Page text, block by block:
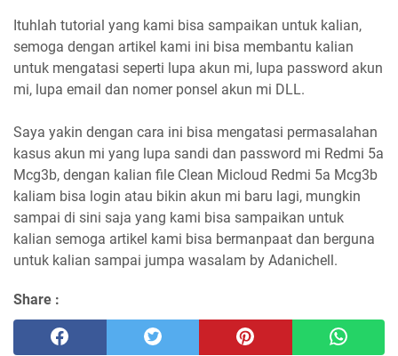
Ituhlah tutorial yang kami bisa sampaikan untuk kalian,
semoga dengan artikel kami ini bisa membantu kalian
untuk mengatasi seperti lupa akun mi, lupa password akun
mi, lupa email dan nomer ponsel akun mi DLL.
Saya yakin dengan cara ini bisa mengatasi permasalahan
kasus akun mi yang lupa sandi dan password mi Redmi 5a
Mcg3b, dengan kalian file Clean Micloud Redmi 5a Mcg3b
kaliam bisa login atau bikin akun mi baru lagi, mungkin
sampai di sini saja yang kami bisa sampaikan untuk
kalian semoga artikel kami bisa bermanpaat dan berguna
untuk kalian sampai jumpa wasalam by Adanichell.
Share :